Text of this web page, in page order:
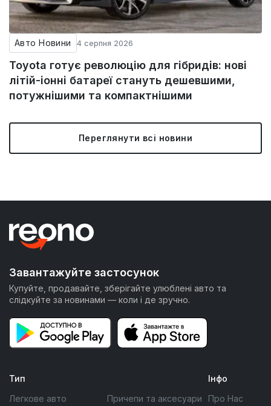
Авто Новини 4 серпня 2026
Toyota готує революцію для гібридів: нові
літій-іонні батареї стануть дешевшими,
потужнішими та компактнішими
Переглянути всі новини
Завантажуйте застосунок
Купуйте, продавайте, зберігайте улюблені авто та
слідкуйте за новинами — коли і де зручно.
Тип
Легкове авто
Причепи та аксесуари
Інфо
Про Нас